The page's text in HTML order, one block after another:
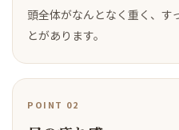
頭全体がなんとなく重く、す
とがあります。
POINT 02